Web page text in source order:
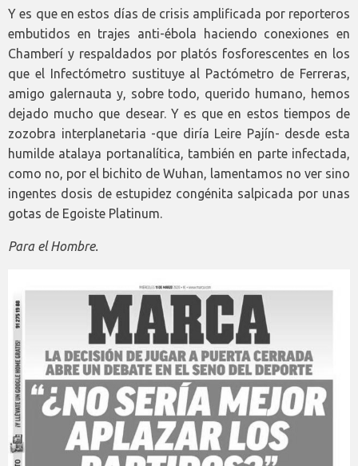
Y es que en estos días de crisis amplificada por reporteros
embutidos en trajes anti-ébola haciendo conexiones en
Chamberí y respaldados por platós fosforescentes en los
que el Infectómetro sustituye al Pactómetro de Ferreras,
amigo galernauta y, sobre todo, querido humano, hemos
dejado mucho que desear. Y es que en estos tiempos de
zozobra interplanetaria -que diría Leire Pajín- desde esta
humilde atalaya portanalítica, también en parte infectada,
como no, por el bichito de Wuhan, lamentamos no ver sino
ingentes dosis de estupidez congénita salpicada por unas
gotas de Egoiste Platinum.
Para el Hombre.